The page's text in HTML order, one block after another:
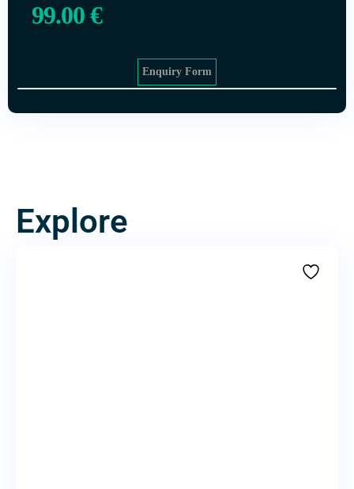
99.00€
Enquiry Form
Explore